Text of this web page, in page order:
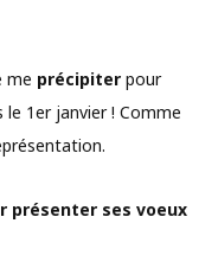
me précipiter pour
1er janvier ! Comme
présenter ses voeux